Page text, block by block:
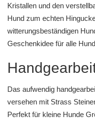
Kristallen und den
Hund zum echten
witterungsbeständigen
Geschenkidee für alle
Das aufwendig
versehen mit Strass
Perfekt für kleine Hunde